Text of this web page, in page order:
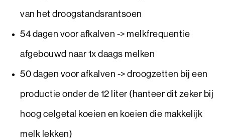
van het droogstandsrantsoen
54 dagen voor afkalven -> melkfrequentie
afgebouwd naar 1x daags melken
50 dagen voor afkalven -> droogzetten bij een
productie onder de 12 liter (hanteer dit zeker bij
hoog celgetal koeien en koeien die makkelijk
melk lekken)